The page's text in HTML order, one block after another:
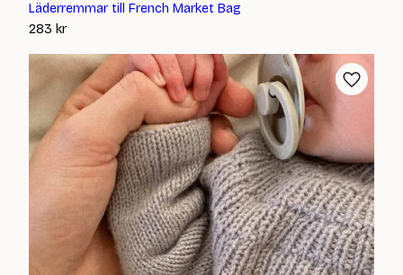
Läderremmar till French Market Bag
283 kr